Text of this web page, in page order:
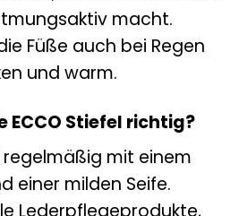
macht.
Füße auch bei Regen
und warm.
ECCO Stiefel richtig?
regelmäßig mit einem
einer milden Seife.